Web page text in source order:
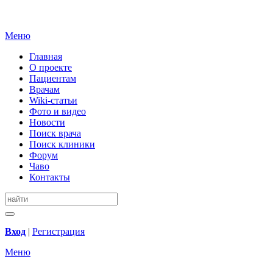
Меню
Главная
О проекте
Пациентам
Врачам
Wiki-статьи
Фото и видео
Новости
Поиск врача
Поиск клиники
Форум
Чаво
Контакты
Вход | Регистрация
Меню